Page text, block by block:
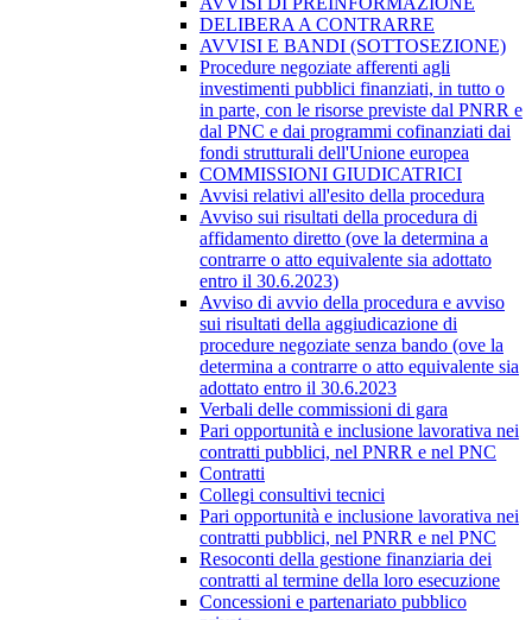
DELIBERA A CONTRARRE
AVVISI E BANDI (SOTTOSEZIONE)
Procedure negoziate afferenti agli
investimenti pubblici finanziati, in tutto o
in parte, con le risorse previste dal PNRR e
dal PNC e dai programmi cofinanziati dai
fondi strutturali dell'Unione europea
COMMISSIONI GIUDICATRICI
Avvisi relativi all'esito della procedura
Avviso sui risultati della procedura di
affidamento diretto (ove la determina a
contrarre o atto equivalente sia adottato
entro il 30.6.2023)
Avviso di avvio della procedura e avviso
sui risultati della aggiudicazione di
procedure negoziate senza bando (ove la
determina a contrarre o atto equivalente sia
adottato entro il 30.6.2023
Verbali delle commissioni di gara
Pari opportunità e inclusione lavorativa nei
contratti pubblici, nel PNRR e nel PNC
Contratti
Collegi consultivi tecnici
Pari opportunità e inclusione lavorativa nei
contratti pubblici, nel PNRR e nel PNC
Resoconti della gestione finanziaria dei
contratti al termine della loro esecuzione
Concessioni e partenariato pubblico